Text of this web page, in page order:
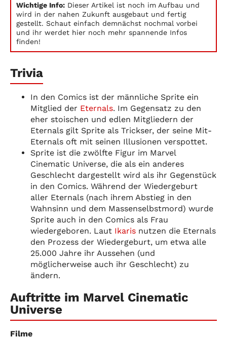
Wichtige Info: Dieser Artikel ist noch im Aufbau und
wird in der nahen Zukunft ausgebaut und fertig
gestellt. Schaut einfach demnächst nochmal vorbei
und ihr werdet hier noch mehr spannende Infos
finden!
Trivia
In den Comics ist der männliche Sprite ein
Mitglied der Eternals. Im Gegensatz zu den
eher stoischen und edlen Mitgliedern der
Eternals gilt Sprite als Trickser, der seine Mit-
Eternals oft mit seinen Illusionen verspottet.
Sprite ist die zwölfte Figur im Marvel
Cinematic Universe, die als ein anderes
Geschlecht dargestellt wird als ihr Gegenstück
in den Comics. Während der Wiedergeburt
aller Eternals (nach ihrem Abstieg in den
Wahnsinn und dem Massenselbstmord) wurde
Sprite auch in den Comics als Frau
wiedergeboren. Laut Ikaris nutzen die Eternals
den Prozess der Wiedergeburt, um etwa alle
25.000 Jahre ihr Aussehen (und
möglicherweise auch ihr Geschlecht) zu
ändern.
Auftritte im Marvel Cinematic
Universe
Filme